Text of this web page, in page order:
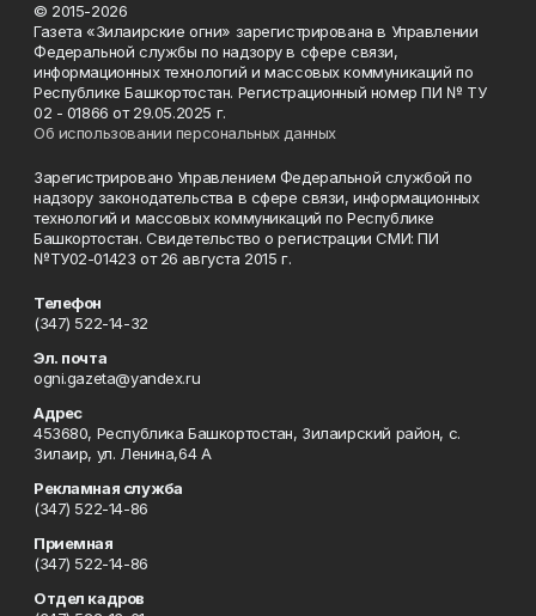
© 2015-2026
Газета «Зилаирские огни» зарегистрирована в Управлении
Федеральной службы по надзору в сфере связи,
информационных технологий и массовых коммуникаций по
Республике Башкортостан. Регистрационный номер ПИ № ТУ
02 - 01866 от 29.05.2025 г.
Об использовании персональных данных
Зарегистрировано Управлением Федеральной службой по
надзору законодательства в сфере связи, информационных
технологий и массовых коммуникаций по Республике
Башкортостан. Свидетельство о регистрации СМИ: ПИ
№ТУ02-01423 от 26 августа 2015 г.
Телефон
(347) 522-14-32
Эл. почта
ogni.gazeta@yandex.ru
Адрес
453680, Республика Башкортостан, Зилаирский район, с.
Зилаир, ул. Ленина,64 А
Рекламная служба
(347) 522-14-86
Приемная
(347) 522-14-86
Отдел кадров